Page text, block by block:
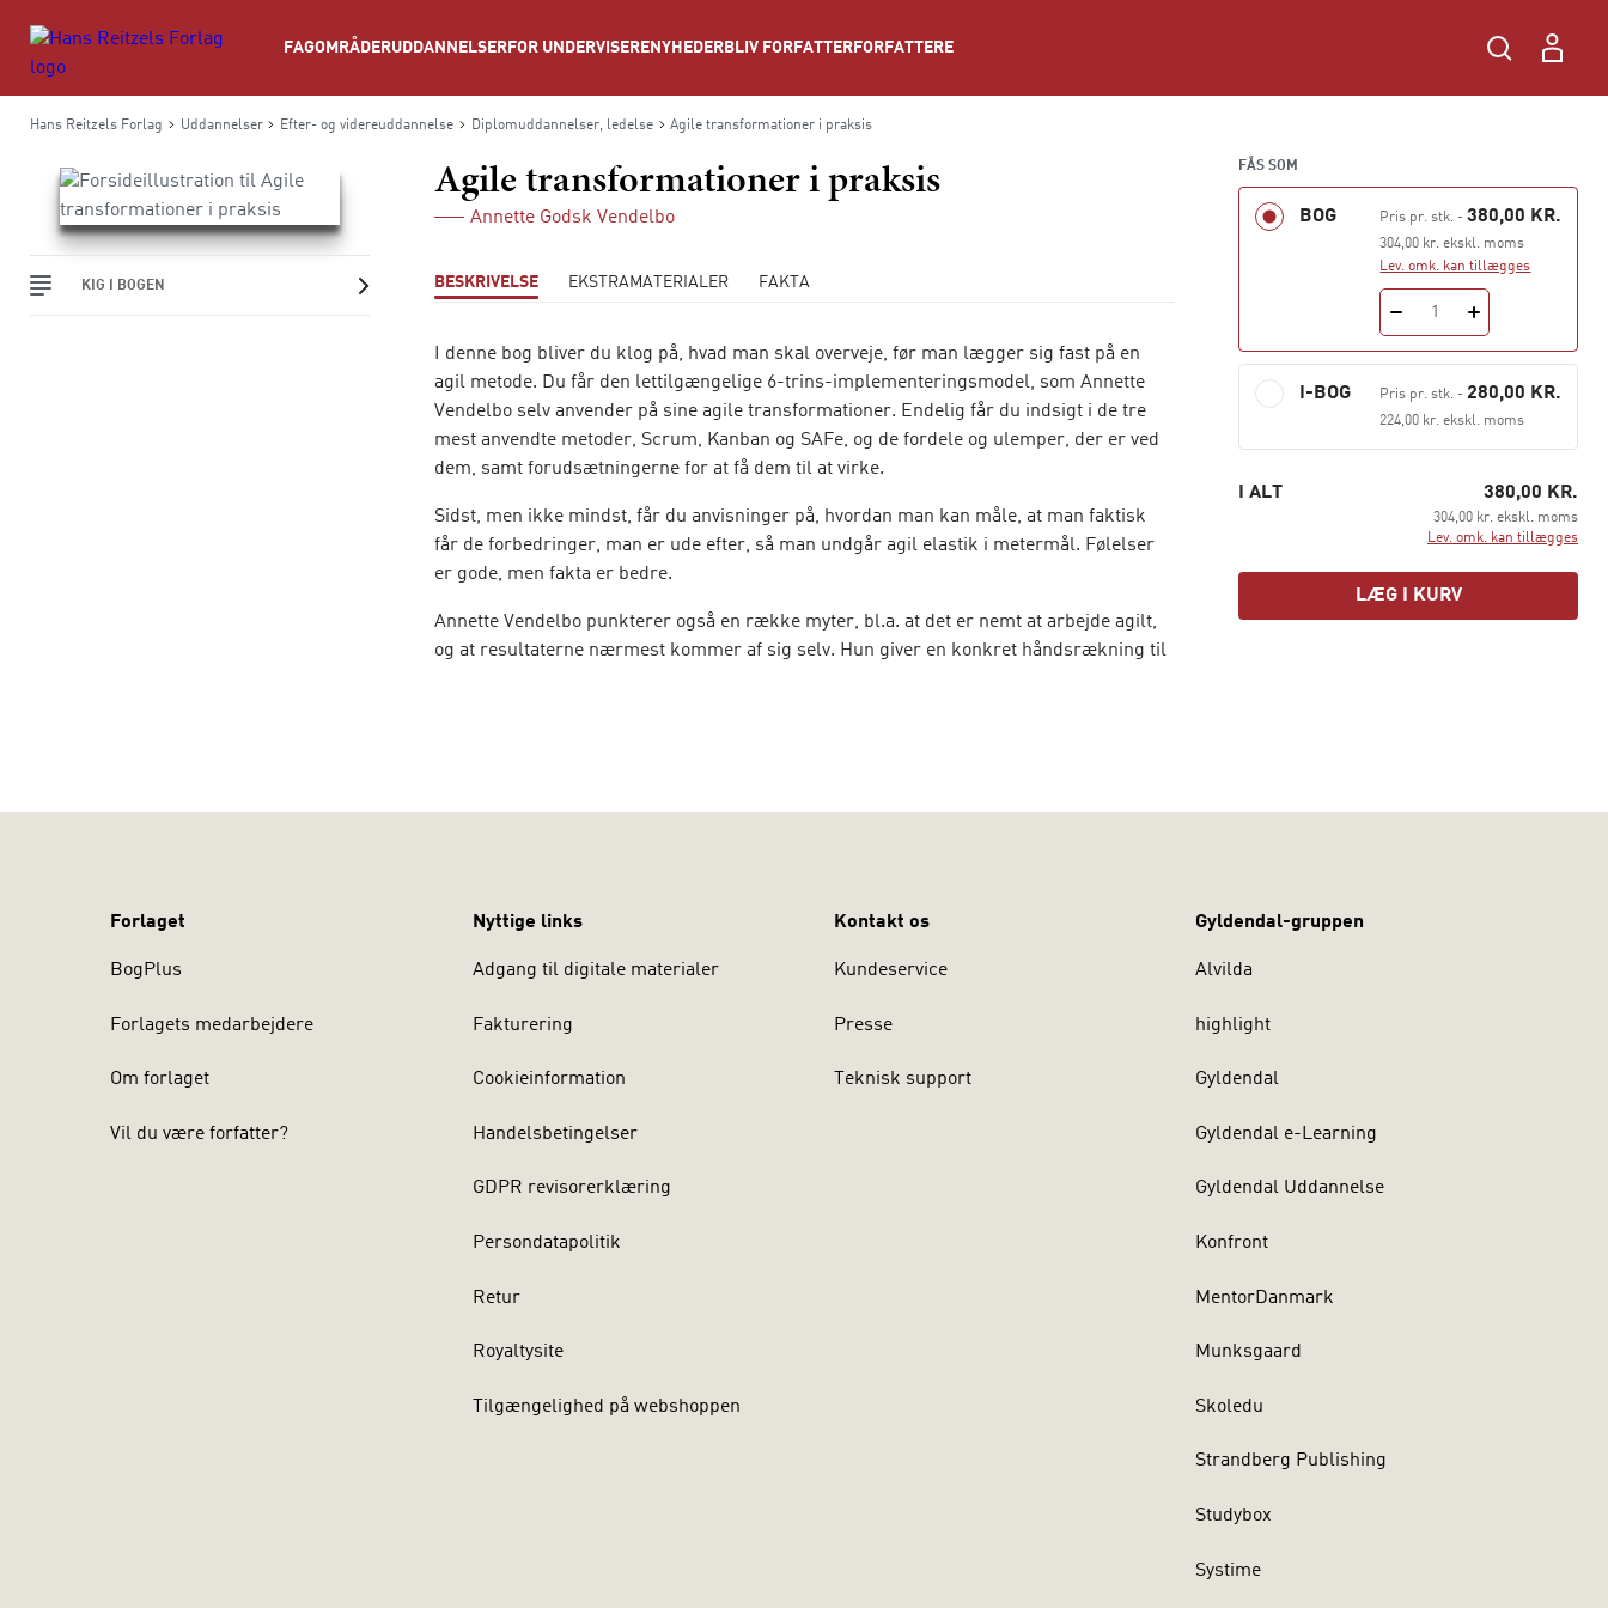
FAGOMRÅDERUDDANNELSER FOR UNDERVISERE NYHEDER BLIV FORFATTER FORFATTERE
Hans Reitzels Forlag Uddannelser Efter- og videreuddannelse Diplomuddannelser, ledelse Agile transformationer i praksis
KIG I BOGEN
Agile transformationer i praksis
Annette Godsk Vendelbo
BESKRIVELSE EKSTRAMATERIALER FAKTA
I denne bog bliver du klog på, hvad man skal overveje, før man lægger sig fast på en
agil metode. Du får den lettilgængelige 6-trins-implementeringsmodel, som Annette
Vendelbo selv anvender på sine agile transformationer. Endelig får du indsigt i de tre
mest anvendte metoder, Scrum, Kanban og SAFe, og de fordele og ulemper, der er ved
dem, samt forudsætningerne for at få dem til at virke.
Sidst, men ikke mindst, får du anvisninger på, hvordan man kan måle, at man faktisk
får de forbedringer, man er ude efter, så man undgår agil elastik i metermål. Følelser
er gode, men fakta er bedre.
Annette Vendelbo punkterer også en række myter, bl.a. at det er nemt at arbejde agilt,
og at resultaterne nærmest kommer af sig selv. Hun giver en konkret håndsrækning til
FÅS SOM
BOG Pris pr. stk. -380,00 KR.
304,00 kr. ekskl. moms
Lev. omk. kan tillægges
1
I-BOG Pris pr. stk. - 280,00 KR.
224,00 kr. ekskl. moms
I ALT 380,00 KR.
304,00 kr. ekskl. moms
Lev. omk. kan tillægges
LÆG I KURV
Forlaget
BogPlus
Forlagets medarbejdere
Om forlaget
Vil du være forfatter?
Nyttige links
Adgang til digitale materialer
Fakturering
Cookieinformation
Handelsbetingelser
GDPR revisorerklæring
Persondatapolitik
Retur
Royaltysite
Tilgængelighed på webshoppen
Kontakt os
Kundeservice
Presse
Teknisk support
Gyldendal-gruppen
Alvilda
highlight
Gyldendal
Gyldendal e-Learning
Gyldendal Uddannelse
Konfront
MentorDanmark
Munksgaard
Skoledu
Strandberg Publishing
Studybox
Systime